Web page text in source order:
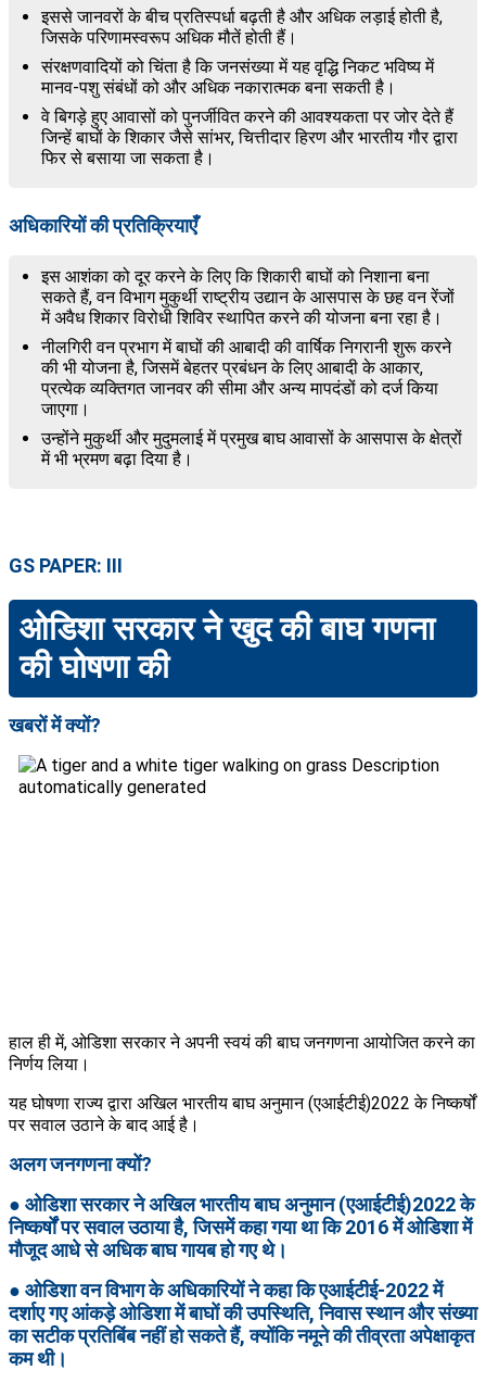
इससे जानवरों के बीच प्रतिस्पर्धा बढ़ती है और अधिक लड़ाई होती है,
जिसके परिणामस्वरूप अधिक मौतें होती हैं।
संरक्षणवादियों को चिंता है कि जनसंख्या में यह वृद्धि निकट भविष्य में
मानव-पशु संबंधों को और अधिक नकारात्मक बना सकती है।
वे बिगड़े हुए आवासों को पुनर्जीवित करने की आवश्यकता पर जोर देते हैं
जिन्हें बाघों के शिकार जैसे सांभर, चित्तीदार हिरण और भारतीय गौर द्वारा
फिर से बसाया जा सकता है।
अधिकारियों की प्रतिक्रियाएँ
इस आशंका को दूर करने के लिए कि शिकारी बाघों को निशाना बना
सकते हैं, वन विभाग मुकुर्थी राष्ट्रीय उद्यान के आसपास के छह वन रेंजों
में अवैध शिकार विरोधी शिविर स्थापित करने की योजना बना रहा है।
नीलगिरी वन प्रभाग में बाघों की आबादी की वार्षिक निगरानी शुरू करने
की भी योजना है, जिसमें बेहतर प्रबंधन के लिए आबादी के आकार,
प्रत्येक व्यक्तिगत जानवर की सीमा और अन्य मापदंडों को दर्ज किया
जाएगा।
उन्होंने मुकुर्थी और मुदुमलाई में प्रमुख बाघ आवासों के आसपास के क्षेत्रों
में भी भ्रमण बढ़ा दिया है।
GS PAPER: III
ओडिशा सरकार ने खुद की बाघ गणना
की घोषणा की
खबरों में क्यों?
हाल ही में, ओडिशा सरकार ने अपनी स्वयं की बाघ जनगणना आयोजित करने का
निर्णय लिया।
यह घोषणा राज्य द्वारा अखिल भारतीय बाघ अनुमान (एआईटीई)2022 के निष्कर्षों
पर सवाल उठाने के बाद आई है।
अलग जनगणना क्यों?
● ओडिशा सरकार ने अखिल भारतीय बाघ अनुमान (एआईटीई)2022 के
निष्कर्षों पर सवाल उठाया है, जिसमें कहा गया था कि 2016 में ओडिशा में
मौजूद आधे से अधिक बाघ गायब हो गए थे।
● ओडिशा वन विभाग के अधिकारियों ने कहा कि एआईटीई-2022 में
दर्शाए गए आंकड़े ओडिशा में बाघों की उपस्थिति, निवास स्थान और संख्या
का सटीक प्रतिबिंब नहीं हो सकते हैं, क्योंकि नमूने की तीव्रता अपेक्षाकृत
कम थी।